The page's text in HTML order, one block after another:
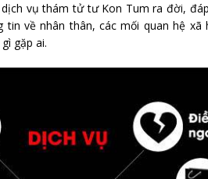
vụ thám tử tư Kon Tum ra đời,
về nhân thân, các mối quan hệ xã
gặp ai.